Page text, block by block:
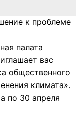
к проблеме
палата
вас
общественного
климата».
по 30 апреля